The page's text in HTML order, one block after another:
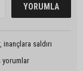
saldırı
yorumlar